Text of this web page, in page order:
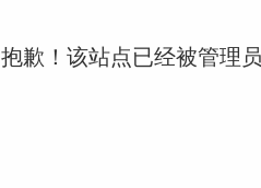
抱歉！该站点已经被管理